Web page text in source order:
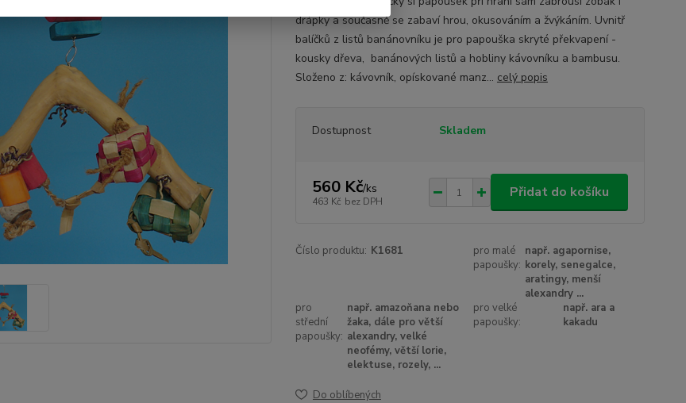
drápky a současně se zabaví hrou, okusováním a žvýkáním. Uvnitř
balíčků z listů banánovníku je pro papouška skryté překvapení -
kousky dřeva, banánových listů a hobliny kávovníku a bambusu.
Složeno z: kávovník, opískované manz... celý popis
Dostupnost Skladem
560 Kč/ks
463 Kč bez DPH
Přidat do košíku
Číslo produktu: K1681
pro malé
papoušky:
např. agapornise,
korely, senegalce,
aratingy, menší
alexandry ...
pro
střední
papoušky:
např. amazoňana nebo
žaka, dále pro větší
alexandry, velké
neofémy, větší lorie,
elektuse, rozely, ...
pro velké
papoušky:
např. ara a
kakadu
Do oblíbených